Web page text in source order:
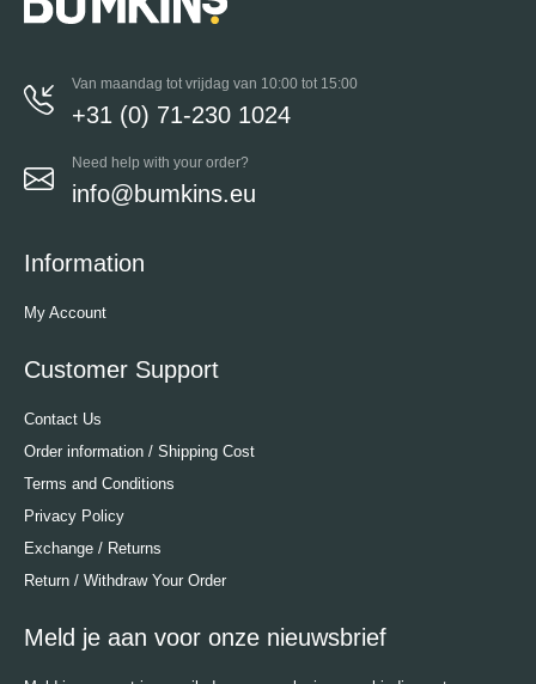
Van maandag tot vrijdag van 10:00 tot 15:00
+31 (0) 71-230 1024
Need help with your order?
info@bumkins.eu
Information
My Account
Customer Support
Contact Us
Order information / Shipping Cost
Terms and Conditions
Privacy Policy
Exchange / Returns
Return / Withdraw Your Order
Meld je aan voor onze nieuwsbrief